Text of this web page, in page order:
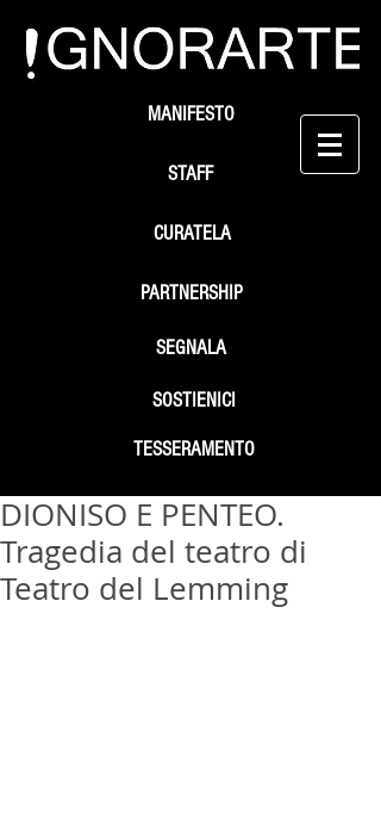
STAFF
SEGNALA
SOSTIENICI
MANIFESTO
PARTNERSHIP
TESSERAMENTO
CURATELA
DIONISO E PENTEO.
Tragedia del teatro di
Teatro del Lemming